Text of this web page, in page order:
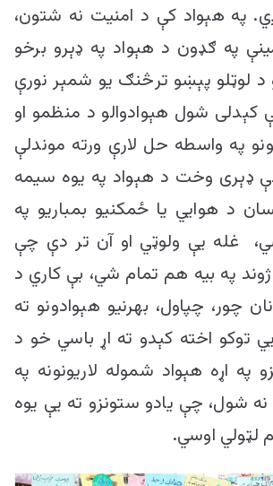
په هېواد کې د امنیت نه شتون،
په ګډون د هېواد په ډېرو برخو
لوټلو پېښو ترڅنګ یو شمېر نورې
شول هېوادوالو د منظمو او
په واسطه حل لارې ورته موندلې
ډېری وخت د هېواد په یوه سیمه
د هوايي یا ځمکنیو بمباریو په
غله یې ولوټي او آن تر دې چې
په بیه هم تمام شي، بې کاري د
چور، چپاول، بهرنیو هېوادونو ته
توکو اخته کېدو ته اړ باسي خو د
په اړه هېواد شموله لاریونونه په
شول، چې یادو ستونزو ته یې یوه
لټولي اوسي.